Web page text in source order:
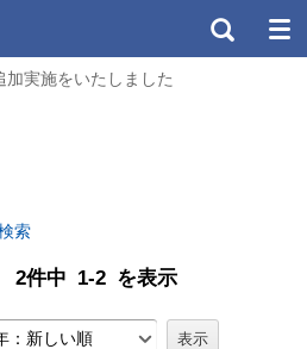
実施をいたしました
索
2件中 1-2 を表示
：新しい順